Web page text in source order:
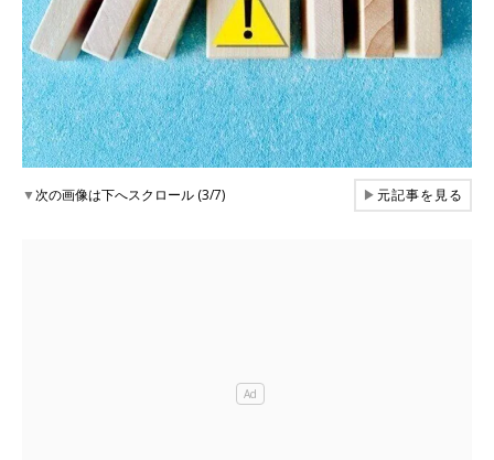
▼次の画像は下へスクロール (3/7) ▶元記事を見る